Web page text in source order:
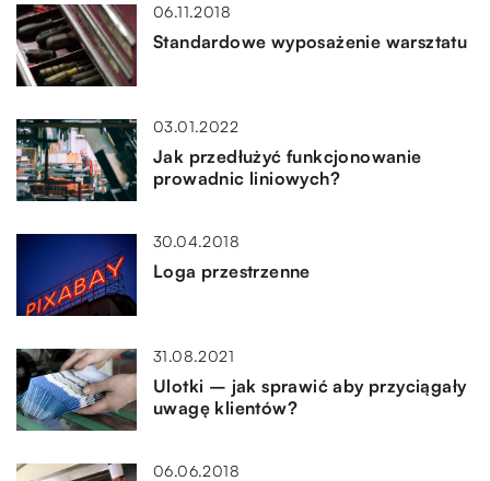
06.11.2018
Standardowe wyposażenie warsztatu
03.01.2022
Jak przedłużyć funkcjonowanie
prowadnic liniowych?
30.04.2018
Loga przestrzenne
31.08.2021
Ulotki – jak sprawić aby przyciągały
uwagę klientów?
06.06.2018